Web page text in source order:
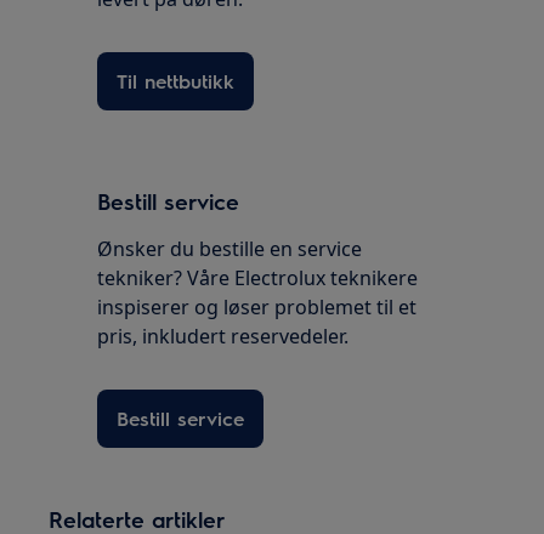
Til nettbutikk
Bestill service
Ønsker du bestille en service
tekniker? Våre Electrolux teknikere
inspiserer og løser problemet til et
pris, inkludert reservedeler.
Bestill service
Relaterte artikler